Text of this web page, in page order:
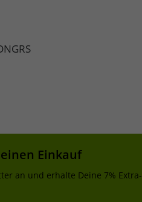
Einkauf
an und erhalte Deine 7% Extra-